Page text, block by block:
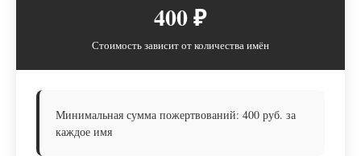
400 ₽
Стоимость зависит от количества имён
Минимальная сумма пожертвований: 400 руб. за
каждое имя